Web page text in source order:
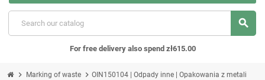
search
For free delivery also spend zł615.00
chevron_right Marking of waste chevron_right OIN150104 | Odpady inne | Opakowania z metali